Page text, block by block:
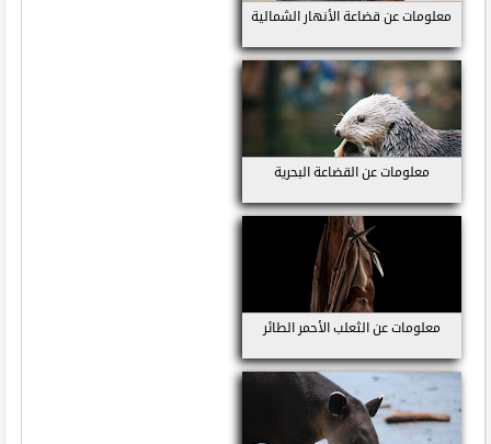
معلومات عن قضاعة الأنهار الشمالية
معلومات عن القضاعة البحرية
معلومات عن الثعلب الأحمر الطائر